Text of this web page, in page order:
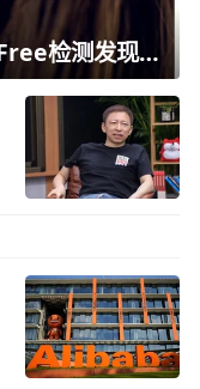
81款主流耳机全军覆没：ToxFree检测发现均含对人体有害化学物质